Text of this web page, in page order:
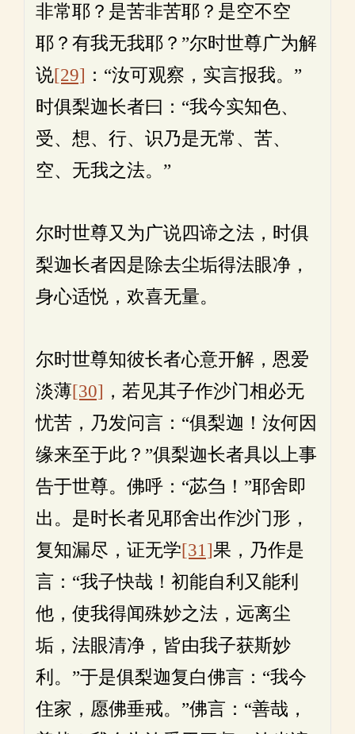
非常耶？是苦非苦耶？是空不空
耶？有我无我耶？”尔时世尊广为解
说[29] ：“汝可观察，实言报我。”
时俱梨迦长者曰：“我今实知色、
受、想、行、识乃是无常、苦、
空、无我之法。”
尔时世尊又为广说四谛之法，时俱
梨迦长者因是除去尘垢得法眼净，
身心适悦，欢喜无量。
尔时世尊知彼长者心意开解，恩爱
淡薄[30] ，若见其子作沙门相必无
忧苦，乃发问言：“俱梨迦！汝何因
缘来至于此？”俱梨迦长者具以上事
告于世尊。佛呼：“苾刍！”耶舍即
出。是时长者见耶舍出作沙门形，
复知漏尽，证无学[31]果，乃作是
言：“我子快哉！初能自利又能利
他，使我得闻殊妙之法，远离尘
垢，法眼清净，皆由我子获斯妙
利。”于是俱梨迦复白佛言：“我今
住家，愿佛垂戒。”佛言：“善哉，